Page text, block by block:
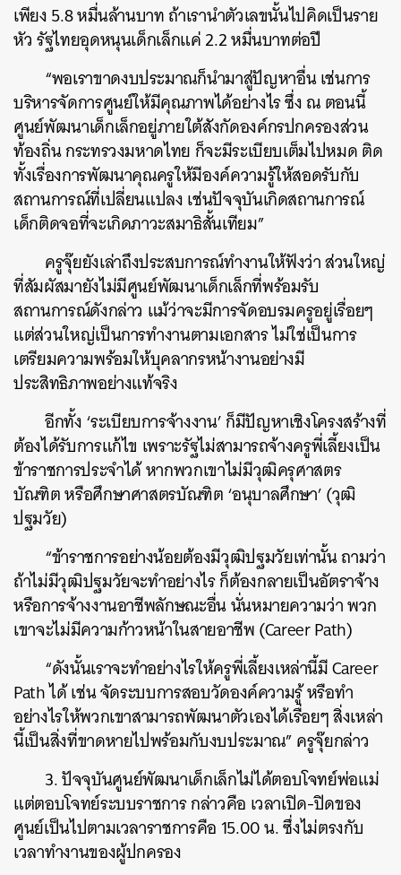
เพียง 5.8 หมื่นล้านบาท ถ้าเรานำตัวเลขนั้นไปคิดเป็นราย
หัว รัฐไทยอุดหนุนเด็กเล็กแค่ 2.2 หมื่นบาทต่อปี
“พอเราขาดงบประมาณก็นำมาสู่ปัญหาอื่น เช่นการ
บริหารจัดการศูนย์ให้มีคุณภาพได้อย่างไร ซึ่ง ณ ตอนนี้
ศูนย์พัฒนาเด็กเล็กอยู่ภายใต้สังกัดองค์กรปกครองส่วน
ท้องถิ่น กระทรวงมหาดไทย ก็จะมีระเบียบเต็มไปหมด ติด
ทั้งเรื่องการพัฒนาคุณครูให้มีองค์ความรู้ให้สอดรับกับ
สถานการณ์ที่เปลี่ยนแปลง เช่นปัจจุบันเกิดสถานการณ์
เด็กติดจอที่จะเกิดภาวะสมาธิสั้นเทียม”
ครูจุ๊ยยังเล่าถึงประสบการณ์ทำงานให้ฟังว่า ส่วนใหญ่
ที่สัมผัสมายังไม่มีศูนย์พัฒนาเด็กเล็กที่พร้อมรับ
สถานการณ์ดังกล่าว แม้ว่าจะมีการจัดอบรมครูอยู่เรื่อยๆ
แต่ส่วนใหญ่เป็นการทำงานตามเอกสาร ไม่ใช่เป็นการ
เตรียมความพร้อมให้บุคลากรหน้างานอย่างมี
ประสิทธิภาพอย่างแท้จริง
อีกทั้ง ‘ระเบียบการจ้างงาน’ ก็มีปัญหาเชิงโครงสร้างที่
ต้องได้รับการแก้ไข เพราะรัฐไม่สามารถจ้างครูพี่เลี้ยงเป็น
ข้าราชการประจำได้ หากพวกเขาไม่มีวุฒิครุศาสตร
บัณฑิต หรือศึกษาศาสตรบัณฑิต ‘อนุบาลศึกษา’ (วุฒิ
ปฐมวัย)
“ข้าราชการอย่างน้อยต้องมีวุฒิปฐมวัยเท่านั้น ถามว่า
ถ้าไม่มีวุฒิปฐมวัยจะทำอย่างไร ก็ต้องกลายเป็นอัตราจ้าง
หรือการจ้างงานอาชีพลักษณะอื่น นั่นหมายความว่า พวก
เขาจะไม่มีความก้าวหน้าในสายอาชีพ (Career Path)
“ดังนั้นเราจะทำอย่างไรให้ครูพี่เลี้ยงเหล่านี้มี Career
Path ได้ เช่น จัดระบบการสอบวัดองค์ความรู้ หรือทำ
อย่างไรให้พวกเขาสามารถพัฒนาตัวเองได้เรื่อยๆ สิ่งเหล่า
นี้เป็นสิ่งที่ขาดหายไปพร้อมกับงบประมาณ” ครูจุ๊ยกล่าว
3. ปัจจุบันศูนย์พัฒนาเด็กเล็กไม่ได้ตอบโจทย์พ่อแม่
แต่ตอบโจทย์ระบบราชการ กล่าวคือ เวลาเปิด-ปิดของ
ศูนย์เป็นไปตามเวลาราชการคือ 15.00 น. ซึ่งไม่ตรงกับ
เวลาทำงานของผู้ปกครอง